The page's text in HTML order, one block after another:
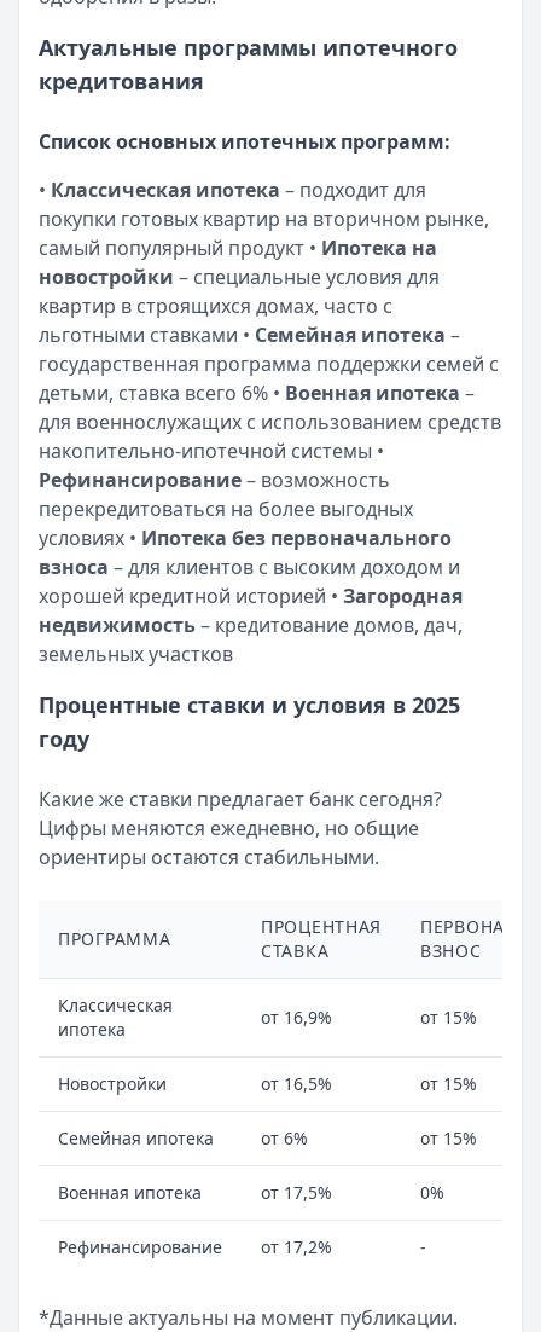
Рейтинг:4.8(12 отзывов)
Газпромбанк— Простая кредитная карта
Льготный период:—
Рейтинг:4.6(10 отзывов)
Кредит Европа Банк— Urban card
Лимит: до600 000 ₽
Льготный период:
55 дней
Обслуживание:Бесплатно
Рейтинг:4.5
МТС Банк— МТС Zero
Лимит: до300 000 ₽
Льготный период:1115 дней
Обслуживание:2370 ₽ в месяц
Рейтинг:4.6(15 отзывов)
Все кредитные карты
Актуальные программы ипотечного
кредитования
Список основных ипотечных программ:
• Классическая ипотека – подходит для
покупки готовых квартир на вторичном рынке,
самый популярный продукт • Ипотека на
новостройки – специальные условия для
квартир в строящихся домах, часто с
льготными ставками • Семейная ипотека –
государственная программа поддержки семей с
детьми, ставка всего 6% • Военная ипотека –
для военнослужащих с использованием средств
накопительно-ипотечной системы •
Рефинансирование– возможность
перекредитоваться на более выгодных
условиях • Ипотека без первоначального
взноса – для клиентов с высоким доходом и
хорошей кредитной историей • Загородная
недвижимость– кредитование домов, дач,
земельных участков
Процентные ставки и условия в 2025
году
Какие же ставки предлагает банк сегодня?
Цифры меняются ежедневно, но общие
ориентиры остаются стабильными.
ПРОГРАММА
ПРОЦЕНТНАЯ
СТАВКА
ВЗНОС
Классическая
ипотека
от 16,9% от 15%
Новостройки от 16,5% от 15%
Семейная ипотека от 6% от 15%
Военная ипотека от 17,5% 0%
Рефинансирование от 17,2% -
*Данные актуальны на момент публикации.